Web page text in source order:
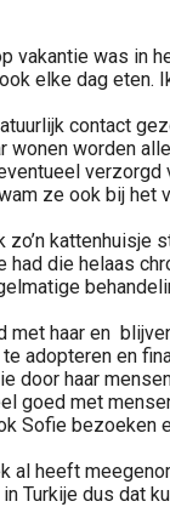
was
elke dag
contact
worden
ze ook bij het
die helaas
haar en
adopteren en
door haar
goed met
Sofie
heeft
Turkije dus dat